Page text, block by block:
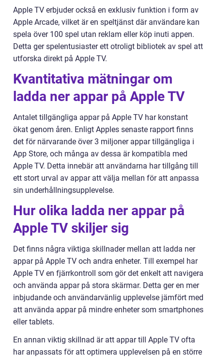
Apple TV erbjuder också en exklusiv funktion i form av
Apple Arcade, vilket är en speltjänst där användare kan
spela över 100 spel utan reklam eller köp inuti appen.
Detta ger spelentusiaster ett otroligt bibliotek av spel att
utforska direkt på Apple TV.
Kvantitativa mätningar om
ladda ner appar på Apple TV
Antalet tillgängliga appar på Apple TV har konstant
ökat genom åren. Enligt Apples senaste rapport finns
det för närvarande över 3 miljoner appar tillgängliga i
App Store, och många av dessa är kompatibla med
Apple TV. Detta innebär att användarna har tillgång till
ett stort urval av appar att välja mellan för att anpassa
sin underhållningsupplevelse.
Hur olika ladda ner appar på
Apple TV skiljer sig
Det finns några viktiga skillnader mellan att ladda ner
appar på Apple TV och andra enheter. Till exempel har
Apple TV en fjärrkontroll som gör det enkelt att navigera
och använda appar på stora skärmar. Detta ger en mer
inbjudande och användarvänlig upplevelse jämfört med
att använda appar på mindre enheter som smartphones
eller tablets.
En annan viktig skillnad är att appar till Apple TV ofta
har anpassats för att optimera upplevelsen på en större